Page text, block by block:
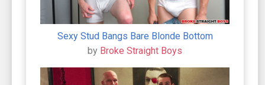
Sexy Stud Bangs Bare Blonde Bottom
by Broke Straight Boys